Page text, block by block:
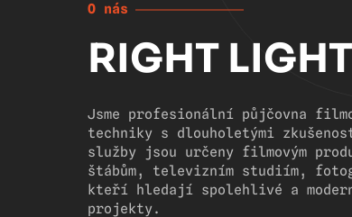
O nás
RIGHT LIGHT
Jsme profesionální půjčovna
techniky s dlouholetými
služby jsou určeny filmovým
štábům, televizním studiím,
kteří hledají spolehlivé a
projekty.